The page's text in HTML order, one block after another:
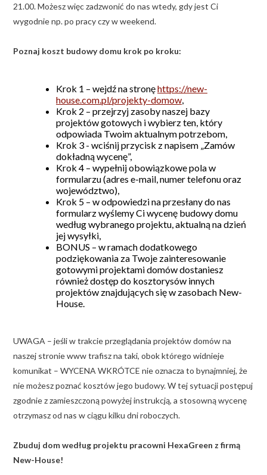
21.00. Możesz więc zadzwonić do nas wtedy, gdy jest Ci
wygodnie np. po pracy czy w weekend.
Poznaj koszt budowy domu krok po kroku:
Krok 1 – wejdź na stronęhttps://new-
house.com.pl/projekty-domow
Krok 2 – przejrzyj zasoby naszej bazy
projektów gotowych i wybierz ten, który
odpowiada Twoim aktualnym potrzebom,
Krok 3 - wciśnij przycisk z napisem „Zamów
dokładną wycenę”,
Krok 4 – wypełnij obowiązkowe pola w
formularzu (adres e-mail, numer telefonu oraz
województwo),
Krok 5 – w odpowiedzi na przesłany do nas
formularz wyślemy Ci wycenę budowy domu
według wybranego projektu, aktualną na dzień
jej wysyłki,
BONUS – w ramach dodatkowego
podziękowania za Twoje zainteresowanie
gotowymi projektami domów dostaniesz
również dostęp do kosztorysów innych
projektów znajdujących się w zasobach New-
House.
UWAGA – jeśli w trakcie przeglądania projektów domów na
naszej stronie www trafisz na taki, obok którego widnieje
komunikat – WYCENA WKRÓTCE nie oznacza to bynajmniej, że
nie możesz poznać kosztów jego budowy. W tej sytuacji postępuj
zgodnie z zamieszczoną powyżej instrukcją, a stosowną wycenę
otrzymasz od nas w ciągu kilku dni roboczych.
Zbuduj dom według projektu pracowni HexaGreen z firmą
New-House!